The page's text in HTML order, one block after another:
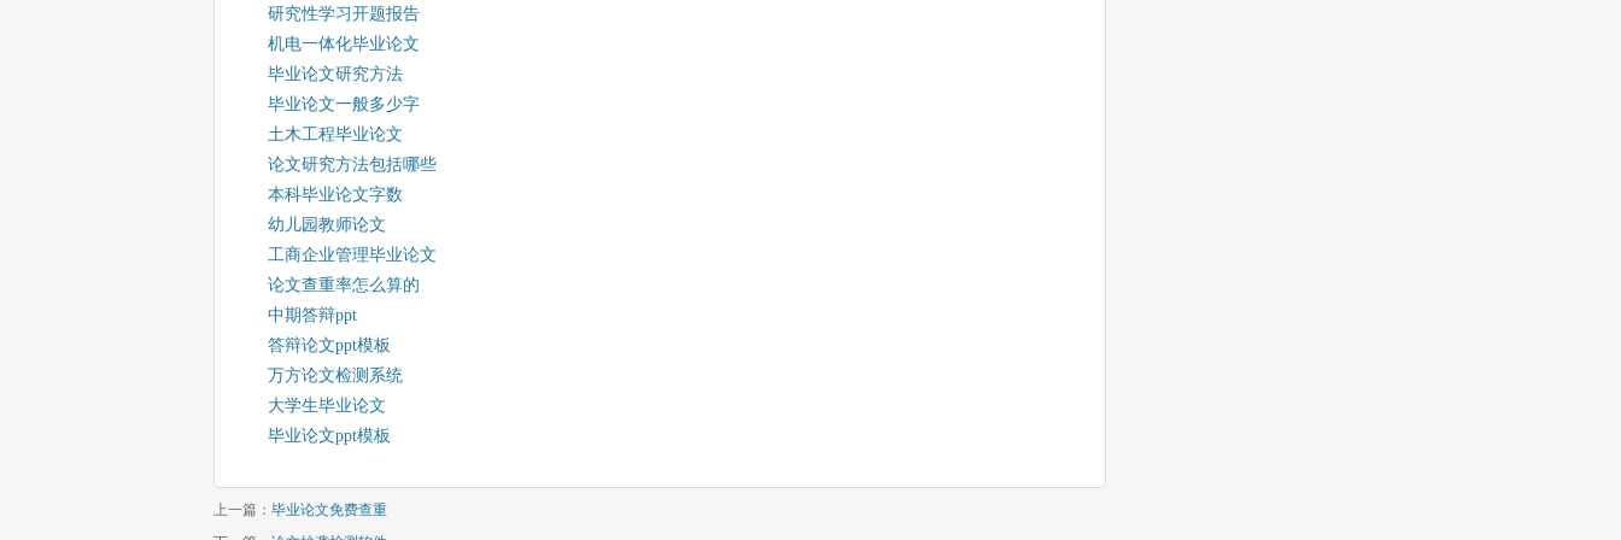
研究性学习开题报告
机电一体化毕业论文
毕业论文研究方法
毕业论文一般多少字
土木工程毕业论文
论文研究方法包括哪些
本科毕业论文字数
幼儿园教师论文
工商企业管理毕业论文
论文查重率怎么算的
中期答辩ppt
答辩论文ppt模板
万方论文检测系统
大学生毕业论文
毕业论文ppt模板
上一篇： 毕业论文免费查重